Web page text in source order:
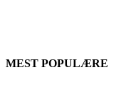
MEST POPULÆRE